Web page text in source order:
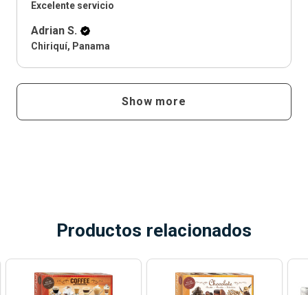
Excelente servicio
Adrian S.
Chiriquí, Panama
Show more
Productos relacionados